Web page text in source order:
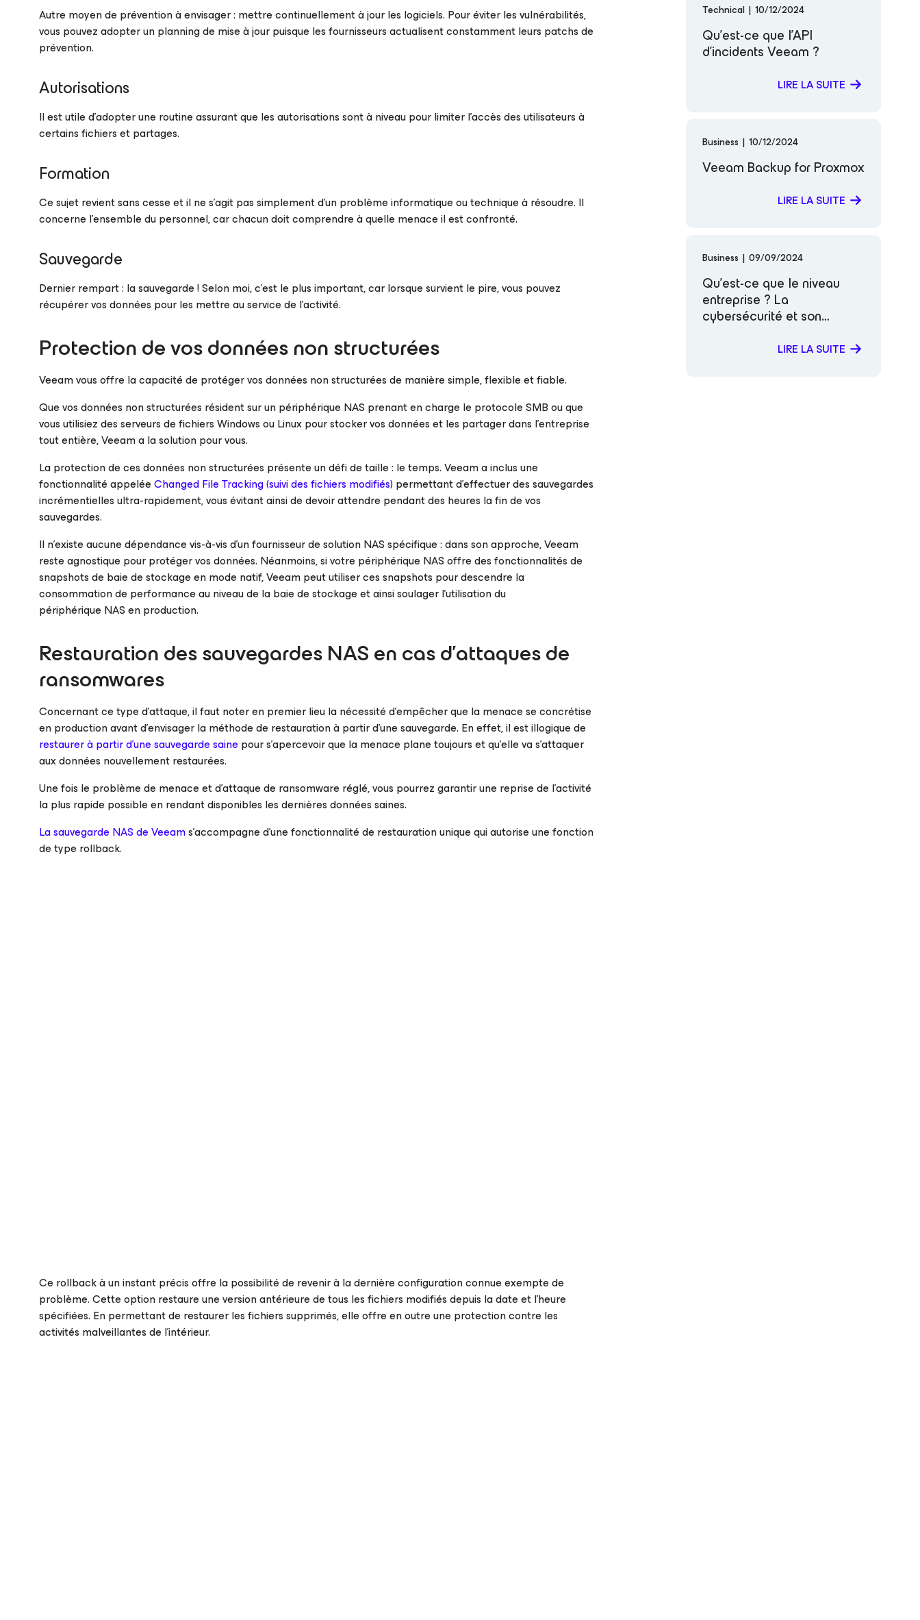
Autre moyen de prévention à envisager : mettre continuellement à jour les logiciels. Pour éviter les vulnérabilités,
vous pouvez adopter un planning de mise à jour puisque les fournisseurs actualisent constamment leurs patchs de
prévention.
Autorisations
Il est utile d’adopter une routine assurant que les autorisations sont à niveau pour limiter l’accès des utilisateurs à
certains fichiers et partages.
Formation
Ce sujet revient sans cesse et il ne s’agit pas simplement d’un problème informatique ou technique à résoudre. Il
concerne l’ensemble du personnel, car chacun doit comprendre à quelle menace il est confronté.
Sauvegarde
Dernier rempart : la sauvegarde ! Selon moi, c’est le plus important, car lorsque survient le pire, vous pouvez
récupérer vos données pour les mettre au service de l’activité.
Protection de vos données non structurées
Veeam vous offre la capacité de protéger vos données non structurées de manière simple, flexible et fiable.
Que vos données non structurées résident sur un périphérique NAS prenant en charge le protocole SMB ou que
vous utilisiez des serveurs de fichiers Windows ou Linux pour stocker vos données et les partager dans l’entreprise
tout entière, Veeam a la solution pour vous.
La protection de ces données non structurées présente un défi de taille : le temps. Veeam a inclus une
fonctionnalité appeléeChanged File Tracking (suivi des fichiers modifiés)permettant d’effectuer des sauvegardes
incrémentielles ultra-rapidement, vous évitant ainsi de devoir attendre pendant des heures la fin de vos
sauvegardes.
Il n’existe aucune dépendance vis-à-vis d’un fournisseur de solution NAS spécifique : dans son approche, Veeam
reste agnostique pour protéger vos données. Néanmoins, si votre périphérique NAS offre des fonctionnalités de
snapshots de baie de stockage en mode natif, Veeam peut utiliser ces snapshots pour descendre la
consommation de performance au niveau de la baie de stockage et ainsi soulager l’utilisation du
périphérique NAS en production.
Restauration des sauvegardes NAS en cas d’attaques de
ransomwares
Concernant ce type d’attaque, il faut noter en premier lieu la nécessité d’empêcher que la menace se concrétise
en production avant d’envisager la méthode de restauration à partir d’une sauvegarde. En effet, il est illogique de
restaurer à partir d’une sauvegarde sainepour s’apercevoir que la menace plane toujours et qu’elle va s’attaquer
aux données nouvellement restaurées.
Une fois le problème de menace et d’attaque de ransomware réglé, vous pourrez garantir une reprise de l’activité
la plus rapide possible en rendant disponibles les dernières données saines.
La sauvegarde NAS de Veeams’accompagne d’une fonctionnalité de restauration unique qui autorise une fonction
de type rollback.
Ce rollback à un instant précis offre la possibilité de revenir à la dernière configuration connue exempte de
problème. Cette option restaure une version antérieure de tous les fichiers modifiés depuis la date et l’heure
spécifiées. En permettant de restaurer les fichiers supprimés, elle offre en outre une protection contre les
activités malveillantes de l’intérieur.
Technical | 10/12/2024
Qu’est-ce que l’API
d’incidents Veeam ?
LIRE LA SUITE
Business | 10/12/2024
Veeam Backup for Proxmox
LIRE LA SUITE
Business | 09/09/2024
Qu’est-ce que le niveau
entreprise ? La
cybersécurité et son
LIRE LA SUITE